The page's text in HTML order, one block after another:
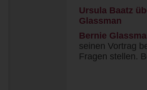
Ursula Baatz
Glassman
Bernie
seinen Vortrag
Fragen stellen.